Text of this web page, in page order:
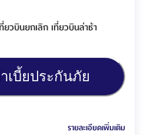
วบินยกเลิก เที่ยวบินล่าช้า
เบี้ยประกันภัย
รายละเอียดเพิ่มเติม